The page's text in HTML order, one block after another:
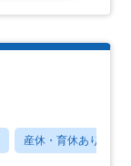
産休・育休あり